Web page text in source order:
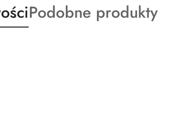
Produkty
o
Podobne produkty